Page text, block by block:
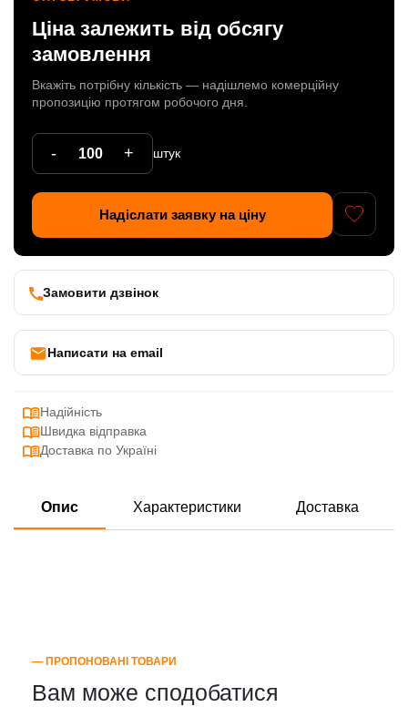
Ціна залежить від обсягу
замовлення
Вкажіть потрібну кількість — надішлемо комерційну
пропозицію протягом робочого дня.
- + штук
Надіслати заявку на ціну
Замовити дзвінок
Написати на email
Надійність
Швидка відправка
Доставка по Україні
Опис Характеристики Доставка
― ПРОПОНОВАНІ ТОВАРИ
Вам може сподобатися
Патрони
Кабельна продукція
Елементи кріплення
Продукція з пластика
Керамічні вироби